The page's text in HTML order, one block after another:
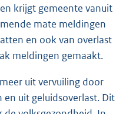
krijgt gemeente vanuit
mate meldingen
en ook van overlast
meldingen gemaakt.
uit vervuiling door
uit geluidsoverlast. Dit